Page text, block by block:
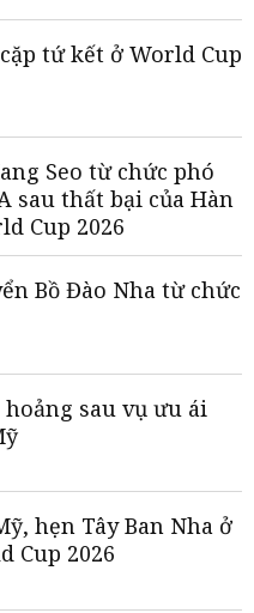
tứ kết ở World Cup
Seo từ chức phó
sau thất bại của Hàn
Cup 2026
Bồ Đào Nha từ chức
hoảng sau vụ ưu ái
hẹn Tây Ban Nha ở
Cup 2026